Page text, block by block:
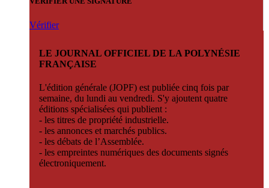
Vérifier
LE JOURNAL OFFICIEL DE LA POLYNÉSIE
FRANÇAISE
L'édition générale (JOPF) est publiée cinq fois par
semaine, du lundi au vendredi. S'y ajoutent quatre
éditions spécialisées qui publient :
- les titres de propriété industrielle.
- les annonces et marchés publics.
- les débats de l’Assemblée.
- les empreintes numériques des documents signés
électroniquement.